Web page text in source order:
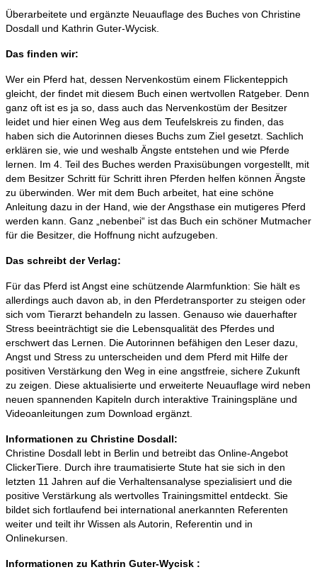
Überarbeitete und ergänzte Neuauflage des Buches von Christine
Dosdall und Kathrin Guter-Wycisk.
Das finden wir:
Wer ein Pferd hat, dessen Nervenkostüm einem Flickenteppich
gleicht, der findet mit diesem Buch einen wertvollen Ratgeber. Denn
ganz oft ist es ja so, dass auch das Nervenkostüm der Besitzer
leidet und hier einen Weg aus dem Teufelskreis zu finden, das
haben sich die Autorinnen dieses Buchs zum Ziel gesetzt. Sachlich
erklären sie, wie und weshalb Ängste entstehen und wie Pferde
lernen. Im 4. Teil des Buches werden Praxisübungen vorgestellt, mit
dem Besitzer Schritt für Schritt ihren Pferden helfen können Ängste
zu überwinden. Wer mit dem Buch arbeitet, hat eine schöne
Anleitung dazu in der Hand, wie der Angsthase ein mutigeres Pferd
werden kann. Ganz „nebenbei“ ist das Buch ein schöner Mutmacher
für die Besitzer, die Hoffnung nicht aufzugeben.
Das schreibt der Verlag:
Für das Pferd ist Angst eine schützende Alarmfunktion: Sie hält es
allerdings auch davon ab, in den Pferdetransporter zu steigen oder
sich vom Tierarzt behandeln zu lassen. Genauso wie dauerhafter
Stress beeinträchtigt sie die Lebensqualität des Pferdes und
erschwert das Lernen. Die Autorinnen befähigen den Leser dazu,
Angst und Stress zu unterscheiden und dem Pferd mit Hilfe der
positiven Verstärkung den Weg in eine angstfreie, sichere Zukunft
zu zeigen. Diese aktualisierte und erweiterte Neuauflage wird neben
neuen spannenden Kapiteln durch interaktive Trainingspläne und
Videoanleitungen zum Download ergänzt.
Informationen zu Christine Dosdall:
Christine Dosdall lebt in Berlin und betreibt das Online-Angebot
ClickerTiere. Durch ihre traumatisierte Stute hat sie sich in den
letzten 11 Jahren auf die Verhaltensanalyse spezialisiert und die
positive Verstärkung als wertvolles Trainingsmittel entdeckt. Sie
bildet sich fortlaufend bei international anerkannten Referenten
weiter und teilt ihr Wissen als Autorin, Referentin und in
Onlinekursen.
Informationen zu Kathrin Guter-Wycisk :